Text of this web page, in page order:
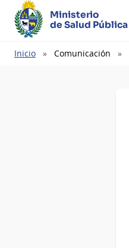
Ministerio
de Salud Pública
Ruta
Inicio Comunicación